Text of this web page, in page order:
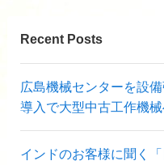
Recent Posts
広島機械センターを設
導入で大型中古工作機
インドのお客様に聞く